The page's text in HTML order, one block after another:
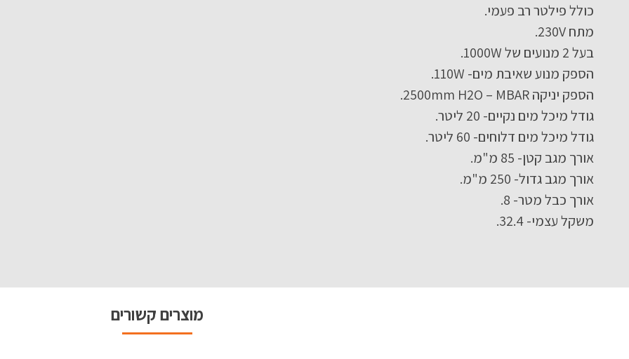
כולל פילטר רב פעמי.
מתח 230V.
בעל 2 מנועים של 1000W.
הספק מנוע שאיבת מים- 110W.
הספק יניקה 2500mm H2O – MBAR.
גודל מיכל מים נקיים- 20 ליטר.
גודל מיכל מים דלוחים- 60 ליטר.
אורך מגב קטן- 85 מ"מ.
אורך מגב גדול- 250 מ"מ.
אורך כבל מטר- 8.
משקל עצמי- 32.4.
מוצרים קשורים